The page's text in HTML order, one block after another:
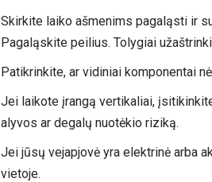
Skirkite laiko ašmenims pagaląsti ir
Pagaląskite peilius. Tolygiai
Patikrinkite, ar vidiniai komponentai
Jei laikote įrangą vertikaliai,
alyvos ar degalų nuotėkio riziką.
Jei jūsų vejapjovė yra elektrinė arba
vietoje.